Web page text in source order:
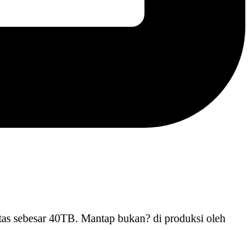
sebesar 40TB. Mantap bukan? di produksi oleh